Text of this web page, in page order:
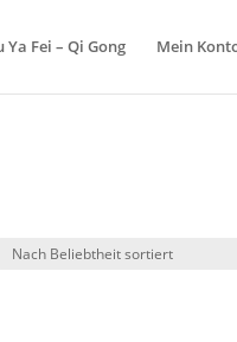
Ya Fei – Qi Gong Mein